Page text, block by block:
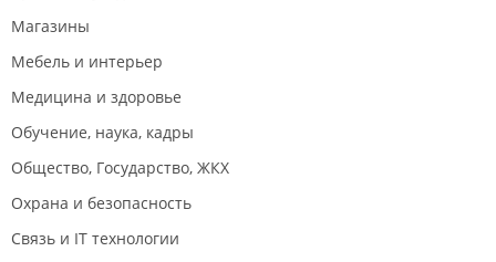
Магазины
Мебель и интерьер
Медицина и здоровье
Обучение, наука, кадры
Общество, Государство, ЖКХ
Охрана и безопасность
Связь и IT технологии